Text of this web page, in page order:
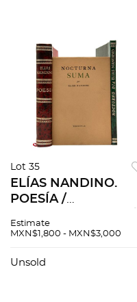
Lot 35
ELÍAS NANDINO.
POESÍA /
NOCTURNO DÍA. 2
dedicados. Piezas: 3
Estimate
MXN$1,800 - MXN$3,000
Unsold